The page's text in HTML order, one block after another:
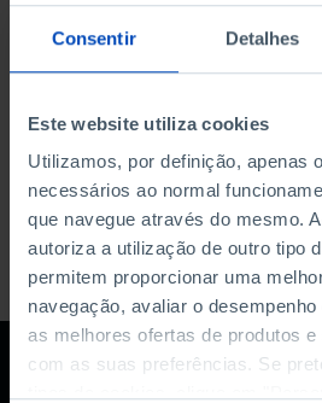
Consentir Detalhes
Este website utiliza cookies
Utilizamos, por definição, apenas
necessários ao normal
que navegue através do mesmo.
autoriza a utilização de outro tipo
permitem proporcionar uma
navegação, avaliar o
as melhores ofertas de produtos
com as suas preferências. Se
DATA DE FIM